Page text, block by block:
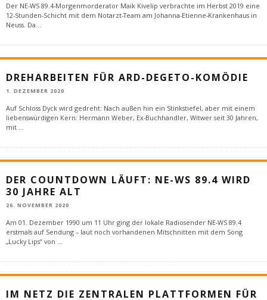
Der NE-WS 89.4-Morgenmorderator Maik Kivelip verbrachte im Herbst 2019 eine
12-Stunden-Schicht mit dem Notarzt-Team am Johanna-Etienne-Krankenhaus in
Neuss. Da
DREHARBEITEN FÜR ARD-DEGETO-KOMÖDIE
1. DEZEMBER 2020
Auf Schloss Dyck wird gedreht: Nach außen hin ein Stinkstiefel, aber mit einem
liebenswürdigen Kern: Hermann Weber, Ex-Buchhändler, Witwer seit 30 Jahren,
mit
DER COUNTDOWN LÄUFT: NE-WS 89.4 WIRD
30 JAHRE ALT
26. NOVEMBER 2020
Am 01. Dezember 1990 um 11 Uhr ging der lokale Radiosender NE-WS 89.4
erstmals auf Sendung – laut noch vorhandenen Mitschnitten mit dem Song
„Lucky Lips“ von
IM NETZ DIE ZENTRALEN PLATTFORMEN FÜR